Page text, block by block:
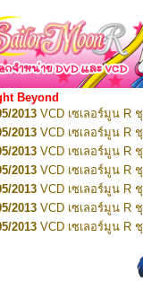
VCD เซเลอร์มูน ชุด
2012VCD เซเลอร์มูน ชุด
2012VCD เซเลอร์มูน ชุด
2012VCD เซเลอร์มูน ชุด
2012VCD เซเลอร์มูน ชุด
2012 VCD เซเลอร์มูน ชุด
VCD เซเลอร์มูน ชุด
VCD เซเลอร์มูน ชุด
VCD เซเลอร์มูน ชุด
VCD เซเลอร์มูน ชุด
VCD เซเลอร์มูน ชุด
VCD เซเลอร์มูน ชุด
VCD เซเลอร์มูน ชุดที่
VCD เซเลอร์มูน ชุด
DVD เซเลอร์มูน ชุด
Beyond
2013 VCD เซเลอร์มูน R
2013 VCD เซเลอร์มูน R
2013 VCD เซเลอร์มูน R
2013 VCD เซเลอร์มูน R
2013 VCD เซเลอร์มูน R
2013 VCD เซเลอร์มูน R
2013 VCD เซเลอร์มูน R
VCD เซเลอร์มูน R
VCD เซเลอร์มูน R